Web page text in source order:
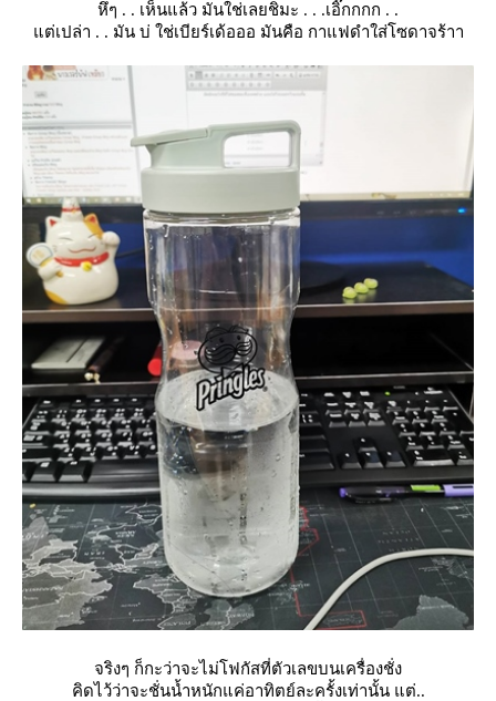
หึๆ . . เห็นแล้ว มันใช่เลยชิมะ . . .เอิ๊กกกก . .
ต่เปล่า . . มัน บ่ ใช่เบียร์เด้อออ มันคือ กาแฟดำใส่โซดาจร้าา
จริงๆ ก็กะว่าจะไม่โฟกัสที่ตัวเลขบนเครื่องชั่ง
คิดไว้ว่าจะชั่นน้ำหนักแค่อาทิตย์ละครั้งเท่านั้น แต่..